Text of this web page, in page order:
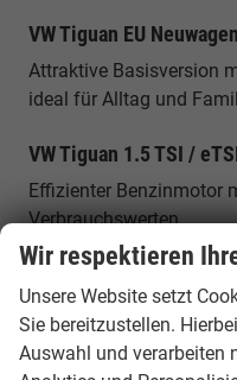
VW Tiguan EU
Attraktive Basisversion
ideal für Alltag und
VW Tiguan 1.5 TSI /
Effizienter Benzinmotor
Verbrauchswerten.
VW Tiguan 2.0 TDI
Sparsamer Diesel mit
Vielfahrer.
Wir respektieren
Unsere Website setzt
Sie bereitzustellen.
Auswahl und verarbeiten